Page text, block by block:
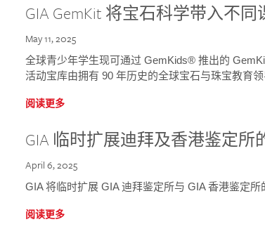
GIA GemKit 将宝石科学带入不同
May 11, 2025
全球青少年学生现可通过 GemKids® 推出的
活动宝库由拥有 90 年历史的全球宝石与珠宝教育
阅读更多
GIA 临时扩展迪拜及香港鉴定所
April 6, 2025
GIA 将临时扩展 GIA 迪拜鉴定所与 GIA 香港鉴定所
阅读更多